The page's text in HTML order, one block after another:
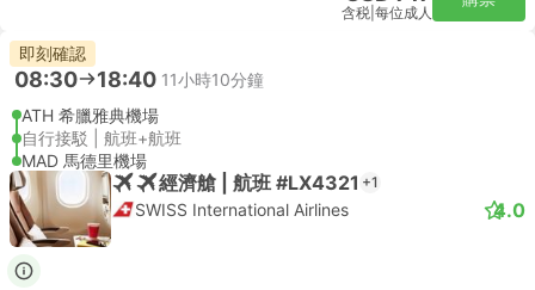
含税 每位成人
即刻確認
08:30 18:40 11小時10分鐘
ATH 希臘雅典機場
自行接駁 | 航班+航班
MAD 馬德里機場
經濟艙 | 航班 #LX4321 +1
SWISS International Airlines 4.0